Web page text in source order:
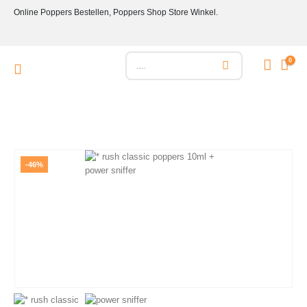
Online Poppers Bestellen, Poppers Shop Store Winkel.
0
-46%